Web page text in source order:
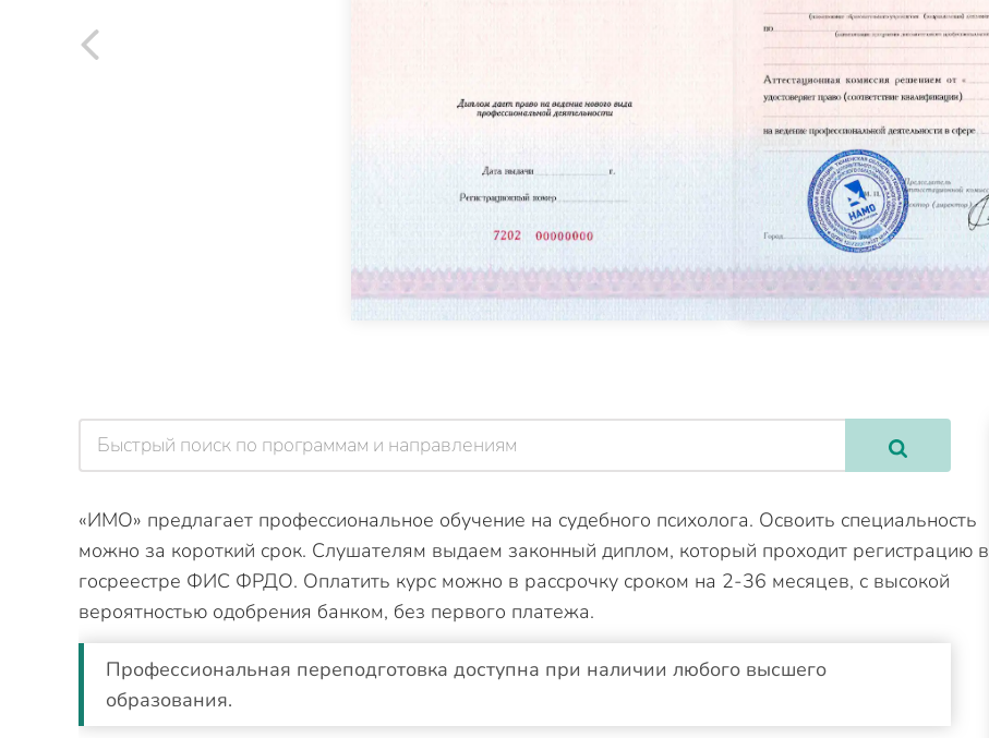
«ИМО» предлагает профессиональное обучение на судебного психолога. Освоить специальность
можно за короткий срок. Слушателям выдаем законный диплом, который проходит регистрацию в
госреестре ФИС ФРДО. Оплатить курс можно в рассрочку сроком на 2-36 месяцев, с высокой
вероятностью одобрения банком, без первого платежа.
Профессиональная переподготовка доступна при наличии любого высшего
образования.